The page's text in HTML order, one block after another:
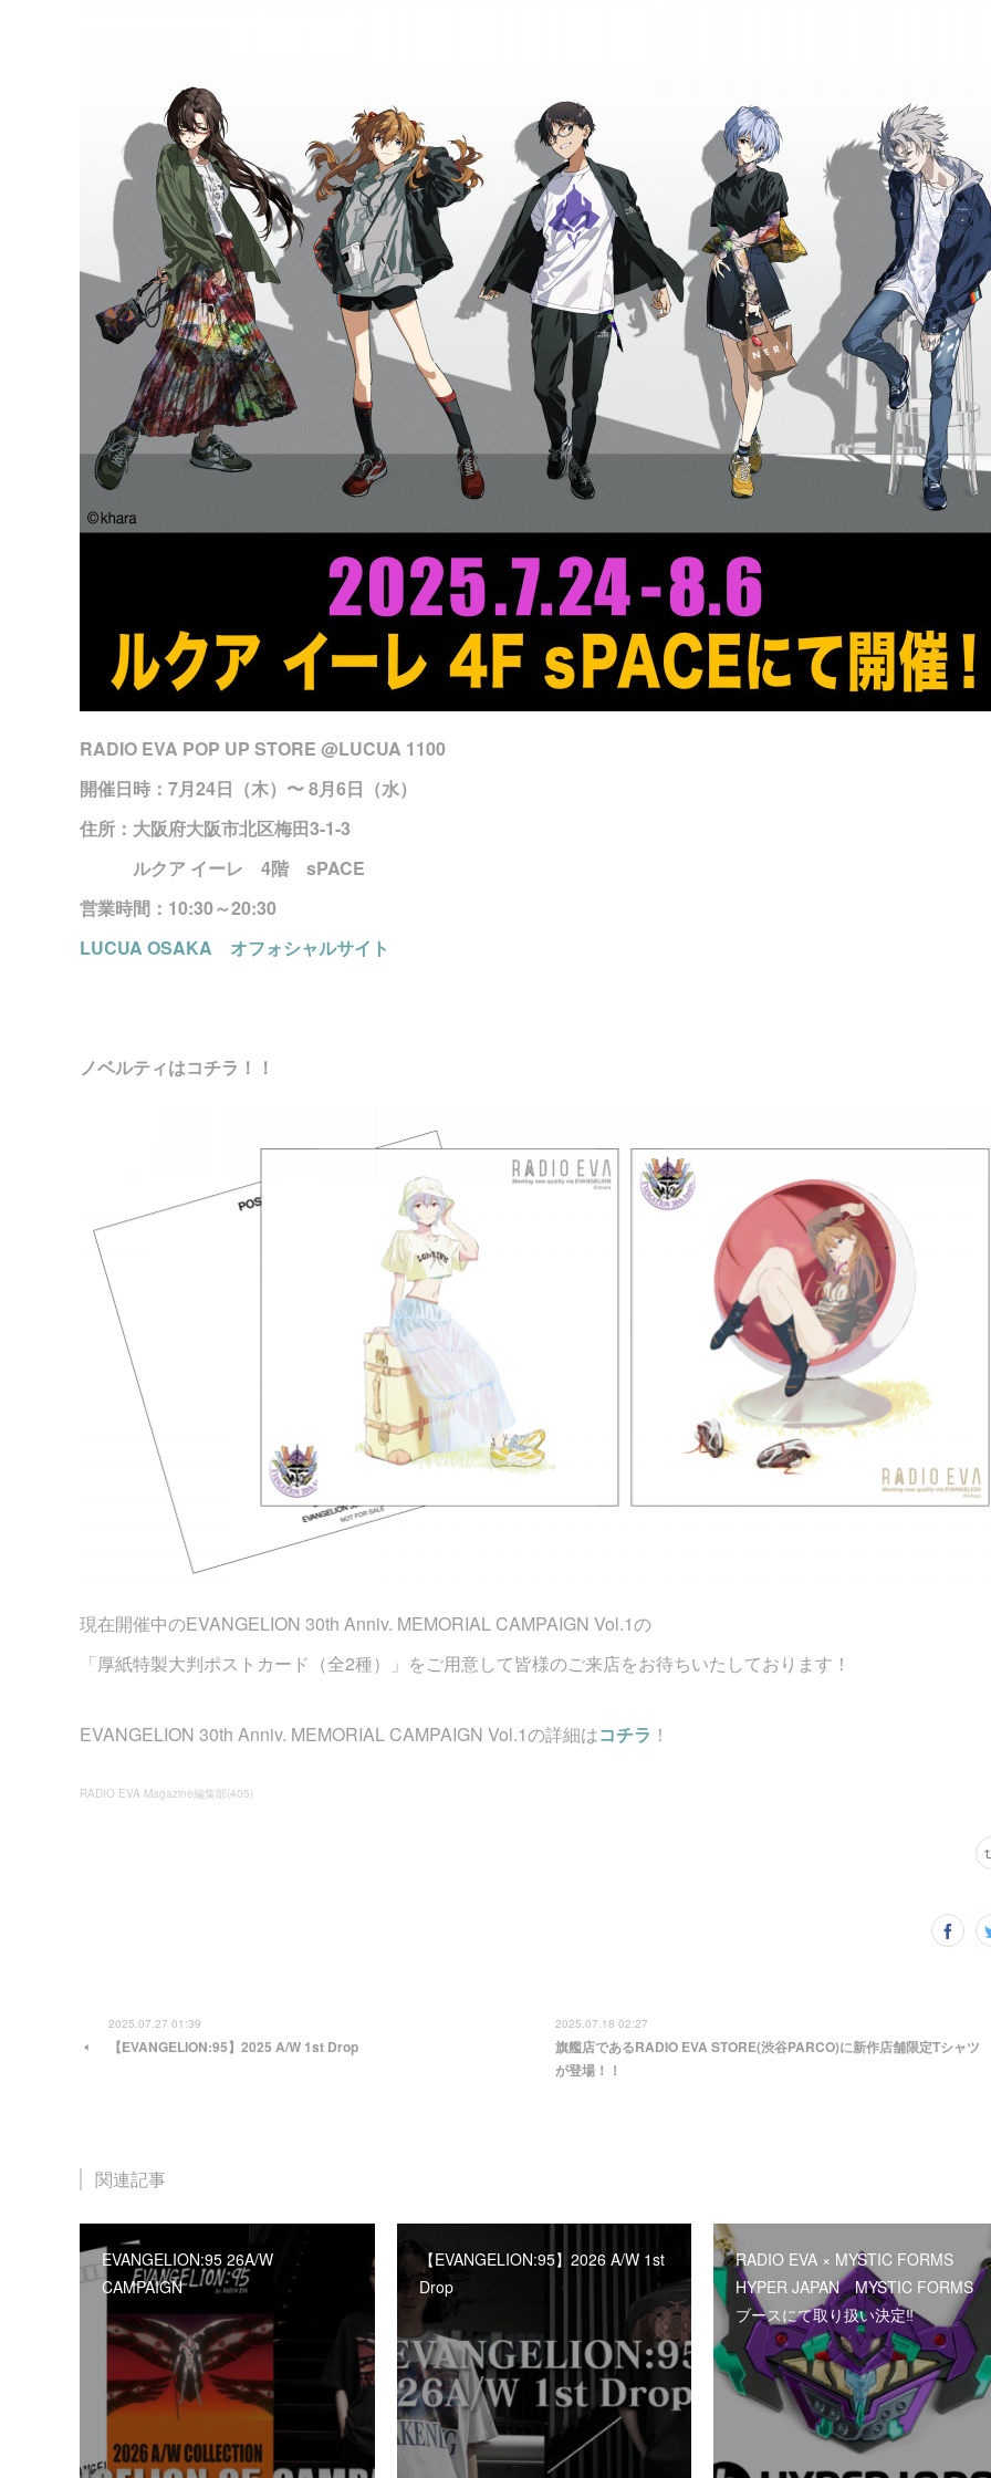
RADIO EVA POP UP STORE @LUCUA 1100
開催日時：7月24日（木）〜 8月6日（水）
住所：大阪府大阪市北区梅田3-1-3
ルクア イーレ 4階 sPACE
営業時間：10:30～20:30
LUCUA OSAKA オフォシャルサイト
ノベルティはコチラ！！
現在開催中のEVANGELION 30th Anniv. MEMORIAL CAMPAIGN Vol.1の
「厚紙特製大判ポストカード（全2種）」をご用意して皆様のご来店をお待ちいたしております！
EVANGELION 30th Anniv. MEMORIAL CAMPAIGN Vol.1の詳細はコチラ ！
RADIO EVA Magazine編集部(405)
2025.07.27 01:39
【EVANGELION:95】2025 A/W 1st Drop
2025.07.18 02:27
旗艦店であるRADIO EVA STORE(渋谷PARCO)に新作店舗限定Tシャツ
が登場！！
関連記事
EVANGELION:95 26A/W
CAMPAIGN
【EVANGELION:95】2026 A/W 1st
Drop
RADIO EVA × MYSTIC FORMS
HYPER JAPAN MYSTIC FORMS
ブースにて取り扱い決定‼︎